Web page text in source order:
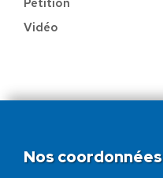
Vidéo
Nos coordonnées